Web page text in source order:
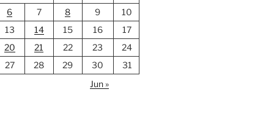
6
7 8 9
10
13
14 15 16
17
20
21 22 23
24
27
28 29 30
31
Jun »